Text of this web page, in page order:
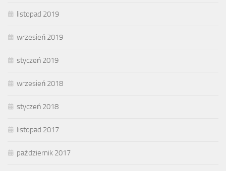
listopad 2019
wrzesień 2019
styczeń 2019
wrzesień 2018
styczeń 2018
listopad 2017
październik 2017